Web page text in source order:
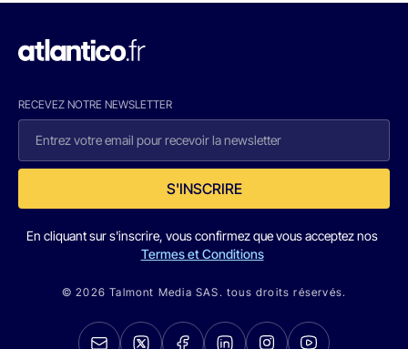
RECEVEZ NOTRE NEWSLETTER
S'INSCRIRE
En cliquant sur s'inscrire, vous confirmez que vous acceptez nos
Termes et Conditions
© 2026 Talmont Media SAS. tous droits réservés.